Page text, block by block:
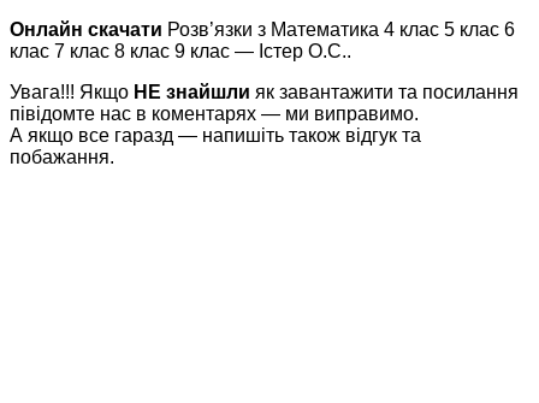
Онлайн скачати Розв’язки з Математика 4 клас 5 клас 6
клас 7 клас 8 клас 9 клас — Істер О.С..
Увага!!! Якщо НЕ знайшли як завантажити та посилання
півідомте нас в коментарях — ми виправимо.
А якщо все гаразд — напишіть також відгук та
побажання.